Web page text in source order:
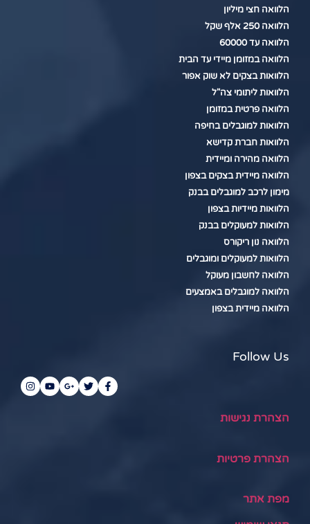
הלוואה חצי מיליון
הלוואה 250 אלף שקל
הלוואה עד 60000
הלוואה במזומן מיידי עד הבית
הלוואות בצקים לא שוק אפור
הלוואות ליתומי צה"ל
הלוואה פרטית במזומן
הלוואות למוגבלים בחיפה
הלוואות חברת קדישא
הלוואה מהירה ומיידית
הלוואה מיידית בצקים בצפון
מימון לרכב למוגבלים בבנק
הלוואות מיידיות בצפון
הלוואות למעוקלים בבנק
הלוואה נון ריקורס
הלוואות למעוקלים ומוגבלים
הלוואה לחשבון מעוקל
הלוואה למוגבלים באמצעים
הלוואה מיידית בצפון
Follow Us
הצהרת נגישות
הצהרת פרטיות
מפת אתר